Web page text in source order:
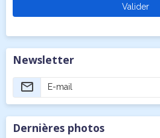
Valider
Newsletter
Dernières photos